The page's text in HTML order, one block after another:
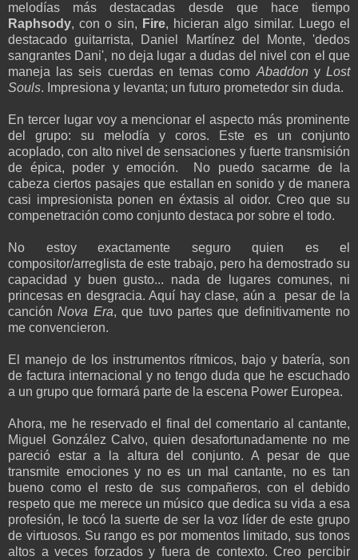
melodías más destacadas desde que hace tiempo
Raphsody, con o sin, Fire, hicieran algo similar. Luego el
destacado guitarrista, Daniel Martínez del Monte, 'dedos
sangrantes Dani', no deja lugar a dudas del nivel con el que
maneja las seis cuerdas en temas como Abaddon yLost
Souls. Impresiona y levanta; un futuro prometedor sin duda.
En tercer lugar voy a mencionar el aspecto más prominente
del grupo: su melodía y coros. Este es un conjunto
acoplado, con alto nivel de sensaciones y fuerte transmisión
de épica, poder y emoción. No puedo sacarme de la
cabeza ciertos pasajes que estallan en sonido y de manera
casi impresionista ponen en éxtasis al oidor. Creo que su
compenetración como conjunto destaca por sobre el todo.
No estoy exactamente seguro quien es el
compositor/arreglista de este trabajo, pero ha demostrado su
capacidad y buen gusto... nada de lugares comunes, ni
princesas en desgracia. Aquí hay clase, aún a pesar de la
canciónNova Era, que tuvo partes que definitivamente no
me convencieron.
El manejo de los instrumentos rítmicos, bajo y batería, son
de factura internacional y no tengo duda que he escuchado
a un grupo que formará parte de la escena Power Europea.
Ahora, me he reservado el final del comentario al cantante,
Miguel González Calvo, quien desafortunadamente no me
pareció estar a la altura del conjunto. A pesar de que
transmite emociones y no es un mal cantante, no es tan
bueno como el resto de sus compañeros, con el debido
respeto que me merece un músico que dedica su vida a esa
profesión, le tocó la suerte de ser la voz líder de este grupo
de virtuosos. Su rango es por momentos limitado, sus tonos
altos a veces forzados y fuera de contexto. Creo percibir